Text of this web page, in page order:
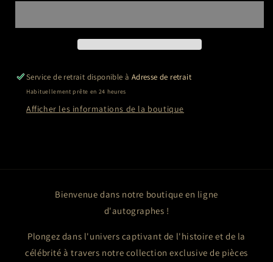
AUTEUIL
AUTEUIL
Service de retrait disponible à Adresse de retrait
Habituellement prête en 24 heures
Afficher les informations de la boutique
Bienvenue dans notre boutique en ligne
d'autographes !
Plongez dans l'univers captivant de l'histoire et de la
célébrité à travers notre collection exclusive de pièces